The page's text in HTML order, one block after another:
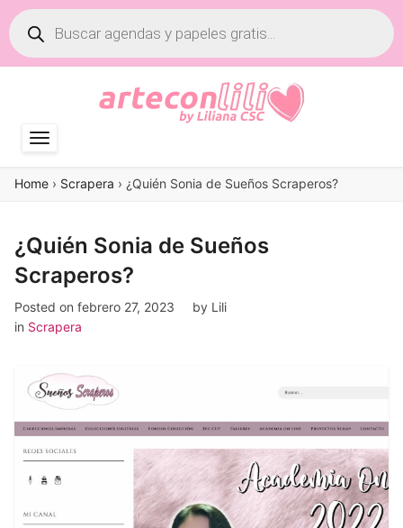
Búsqueda
de
productos
Home › Scrapera › ¿Quién Sonia de Sueños Scraperos?
¿Quién Sonia de Sueños
Scraperos?
Posted on febrero 27, 2023 by Lili
in Scrapera